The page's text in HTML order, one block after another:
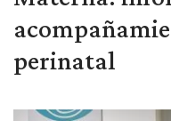
perinatal